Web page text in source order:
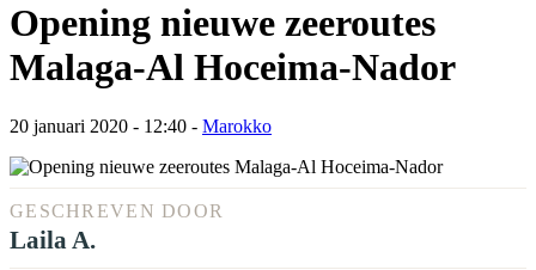
Opening nieuwe zeeroutes
Malaga-Al Hoceima-Nador
20 januari 2020 - 12:40 - Marokko
GESCHREVEN DOOR
Laila A.